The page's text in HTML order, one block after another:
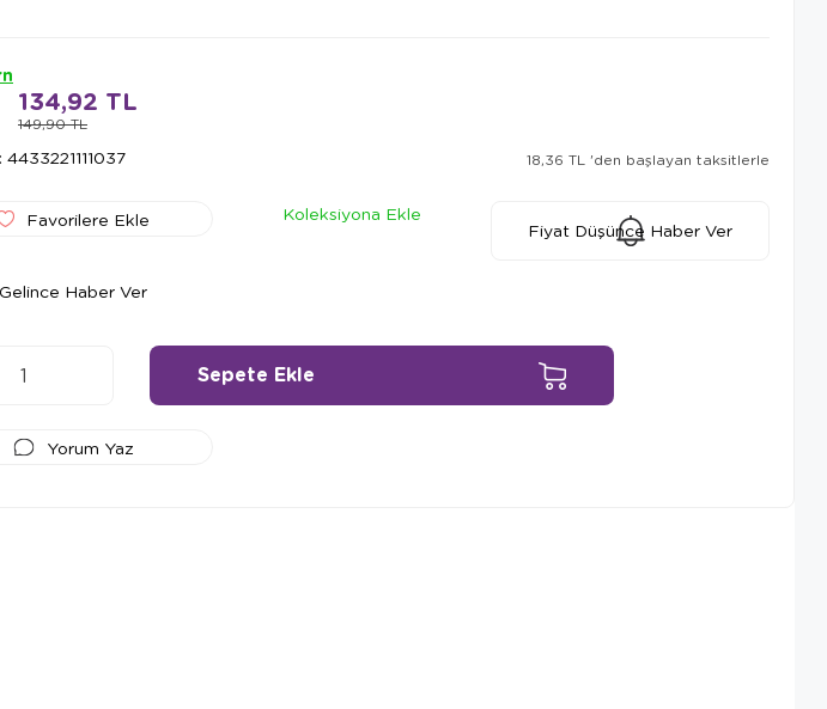
149,90 TL
134,92 TL
: 4433221111037 18,36 TL 'den başlayan taksitlerle
Favorilere Ekle
Koleksiyona Ekle
Fiyat Düşünce Haber Ver
Gelince Haber Ver
Yorum Yaz